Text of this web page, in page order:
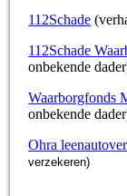
112Schade
112Schade
onbekende
Waarborgfonds
onbekende
Ohra
verzekeren)